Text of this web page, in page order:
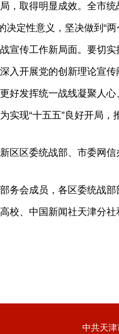
，取得明显成效。全市
决定性意义，坚决做到“
宣传工作新局面。要切
入开展党的创新理论宣
好发挥统一战线凝聚人
实现“十五五”良好开局
区区委统战部、市委网
务会成员，各区委统战
校、中国新闻社天津分
中共天